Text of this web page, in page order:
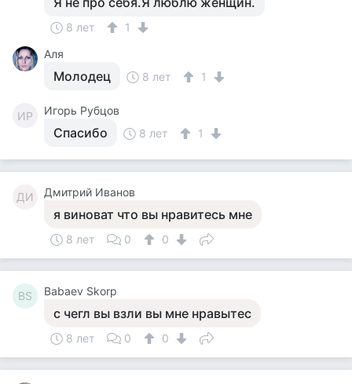
8 лет
1
Аля
Молодец 8 лет 1
ИР Игорь Рубцов
Спасибо 8 лет 1
ДИ Дмитрий Иванов
я виноват что вы нравитесь мне
8 лет 0 0
BS Babaev Skorp
с чегл вы взли вы мне нравытес
8 лет 0 0